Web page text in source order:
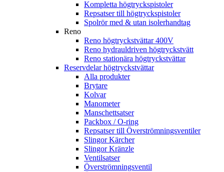
Kompletta högtryckspistoler
Repsatser till högtryckspistoler
Spolrör med & utan isolerhandtag
Reno
Reno högtryckstvättar 400V
Reno hydrauldriven högtryckstvätt
Reno stationära högtryckstvättar
Reservdelar högtryckstvättar
Alla produkter
Brytare
Kolvar
Manometer
Manschettsatser
Packbox / O-ring
Repsatser till Överströmningsventiler
Slingor Kärcher
Slingor Kränzle
Ventilsatser
Överströmningsventil